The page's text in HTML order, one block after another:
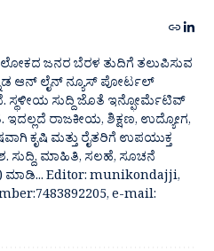
ಲೋಕದ ಜನರ ಬೆರಳ ತುದಿಗೆ ತಲುಪಿಸುವ
ಆನ್ ಲೈನ್ ನ್ಯೂಸ್ ಪೋರ್ಟಲ್
ಸ್ಥಳೀಯ ಸುದ್ದಿ ಜೊತೆ ಇನ್ಫೋರ್ಮೆಟಿವ್
ಇದಲ್ಲದೆ ರಾಜಕೀಯ, ಶಿಕ್ಷಣ, ಉದ್ಯೋಗ,
ಕೃಷಿ ಮತ್ತು ರೈತರಿಗೆ ಉಪಯುಕ್ತ
ಸುದ್ದಿ, ಮಾಹಿತಿ, ಸಲಹೆ, ಸೂಚನೆ
ಮಾಡಿ... Editor: munikondajji,
e-mail: